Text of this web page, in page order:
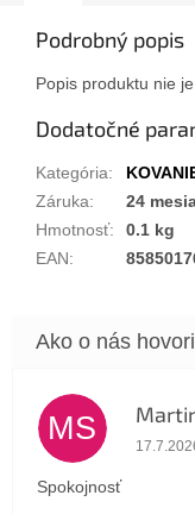
Podrobný popis
Popis produktu nie
Dodatočné
Kategória:
Záruka:
24
Hmotnosť:
0.1 kg
EAN:
MS
Spokojnosť